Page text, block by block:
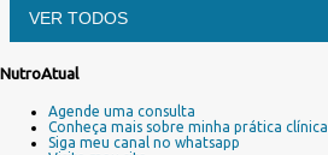
VER TODOS
NutroAtual
Agende uma consulta
Conheça mais sobre minha prática clínica
Siga meu canal no whatsapp